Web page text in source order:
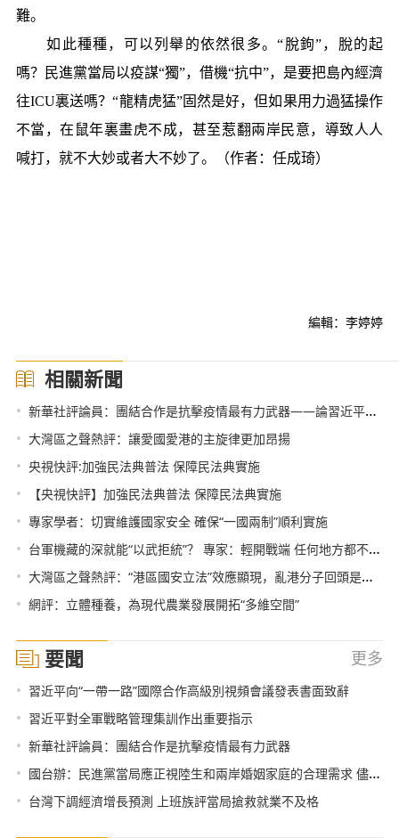
難。
如此種種，可以列舉的依然很多。“脫鉤”，脫的起
嗎？民進黨當局以疫謀“獨”，借機“抗中”，是要把島內經濟
往ICU裏送嗎？“龍精虎猛”固然是好，但如果用力過猛操作
不當，在鼠年裏畫虎不成，甚至惹翻兩岸民意，導致人人
喊打，就不大妙或者大不妙了。（作者：任成琦）
編輯：李婷婷
相關新聞
• 新華社評論員：團結合作是抗擊疫情最有力武器——論習近平主席在中非團結抗疫特別峰會主旨講話
• 大灣區之聲熱評：讓愛國愛港的主旋律更加昂揚
• 央視快評:加強民法典普法 保障民法典實施
• 【央視快評】加強民法典普法 保障民法典實施
• 專家學者：切實維護國家安全 確保“一國兩制”順利實施
• 台軍機藏的深就能“以武拒統”？ 專家：輕開戰端 任何地方都不安全
• 大灣區之聲熱評：“港區國安立法”效應顯現，亂港分子回頭是岸！
• 網評：立體種養，為現代農業發展開拓“多維空間”
要聞 更多
• 習近平向“一帶一路”國際合作高級別視頻會議發表書面致辭
• 習近平對全軍戰略管理集訓作出重要指示
• 新華社評論員：團結合作是抗擊疫情最有力武器
• 國台辦：民進黨當局應正視陸生和兩岸婚姻家庭的合理需求 儘快取消歧視性措施
• 台灣下調經濟增長預測 上班族評當局搶救就業不及格